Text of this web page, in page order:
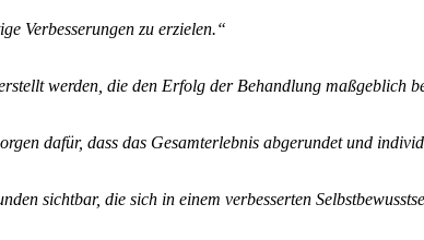
Verbesserungen zu erzielen.“
werden, die den Erfolg der Behandlung maßgeblich
dafür, dass das Gesamterlebnis abgerundet und
sichtbar, die sich in einem verbesserten